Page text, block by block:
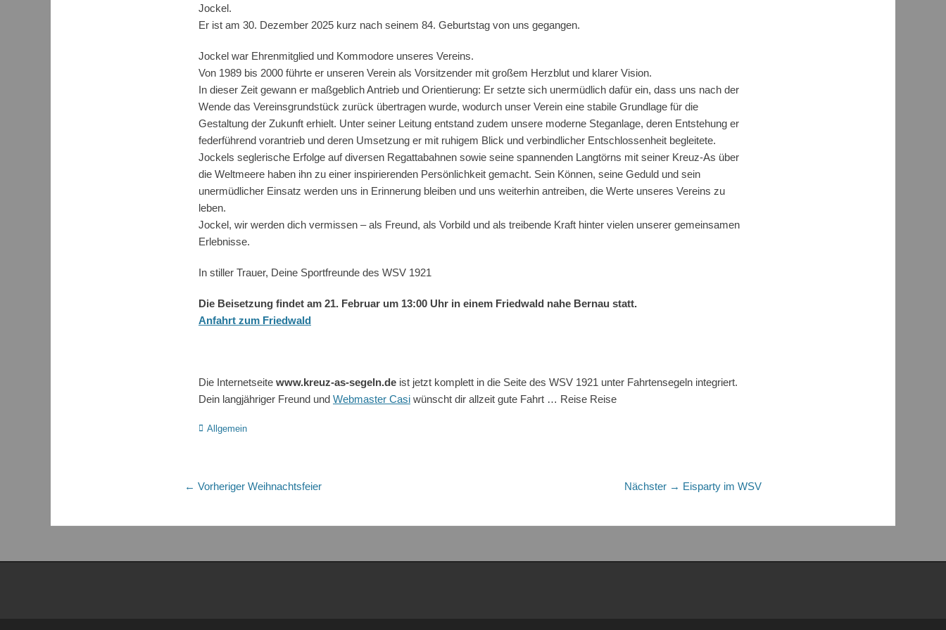
Jockel.
Er ist am 30. Dezember 2025 kurz nach seinem 84. Geburtstag von uns gegangen.
Jockel war Ehrenmitglied und Kommodore unseres Vereins.
Von 1989 bis 2000 führte er unseren Verein als Vorsitzender mit großem Herzblut und klarer Vision.
In dieser Zeit gewann er maßgeblich Antrieb und Orientierung: Er setzte sich unermüdlich dafür ein, dass uns nach der
Wende das Vereinsgrundstück zurück übertragen wurde, wodurch unser Verein eine stabile Grundlage für die
Gestaltung der Zukunft erhielt. Unter seiner Leitung entstand zudem unsere moderne Steganlage, deren Entstehung er
federführend vorantrieb und deren Umsetzung er mit ruhigem Blick und verbindlicher Entschlossenheit begleitete.
Jockels seglerische Erfolge auf diversen Regattabahnen sowie seine spannenden Langtörns mit seiner Kreuz-As über
die Weltmeere haben ihn zu einer inspirierenden Persönlichkeit gemacht. Sein Können, seine Geduld und sein
unermüdlicher Einsatz werden uns in Erinnerung bleiben und uns weiterhin antreiben, die Werte unseres Vereins zu
leben.
Jockel, wir werden dich vermissen – als Freund, als Vorbild und als treibende Kraft hinter vielen unserer gemeinsamen
Erlebnisse.
In stiller Trauer, Deine Sportfreunde des WSV 1921
Die Beisetzung findet am 21. Februar um 13:00 Uhr in einem Friedwald nahe Bernau statt.
Anfahrt zum Friedwald
Die Internetseite www.kreuz-as-segeln.de ist jetzt komplett in die Seite des WSV 1921 unter Fahrtensegeln integriert.
Dein langjähriger Freund und Webmaster Casi wünscht dir allzeit gute Fahrt … Reise Reise
Kategorien
Allgemein
Beitragsnavigation
← Vorheriger Vorheriger
Weihnachtsfeier Nächster → Nächster
Eisparty im WSV